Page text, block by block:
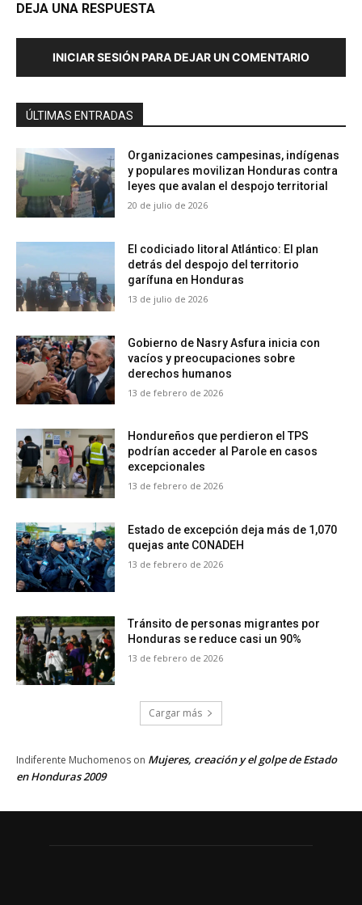
DEJA UNA RESPUESTA
INICIAR SESIÓN PARA DEJAR UN COMENTARIO
ÚLTIMAS ENTRADAS
Organizaciones campesinas, indígenas
y populares movilizan Honduras contra
leyes que avalan el despojo territorial
20 de julio de 2026
El codiciado litoral Atlántico: El plan
detrás del despojo del territorio
garífuna en Honduras
13 de julio de 2026
Gobierno de Nasry Asfura inicia con
vacíos y preocupaciones sobre
derechos humanos
13 de febrero de 2026
Hondureños que perdieron el TPS
podrían acceder al Parole en casos
excepcionales
13 de febrero de 2026
Estado de excepción deja más de 1,070
quejas ante CONADEH
13 de febrero de 2026
Tránsito de personas migrantes por
Honduras se reduce casi un 90%
13 de febrero de 2026
Cargar más
Indiferente Muchomenos on Mujeres, creación y el golpe de Estado
en Honduras 2009